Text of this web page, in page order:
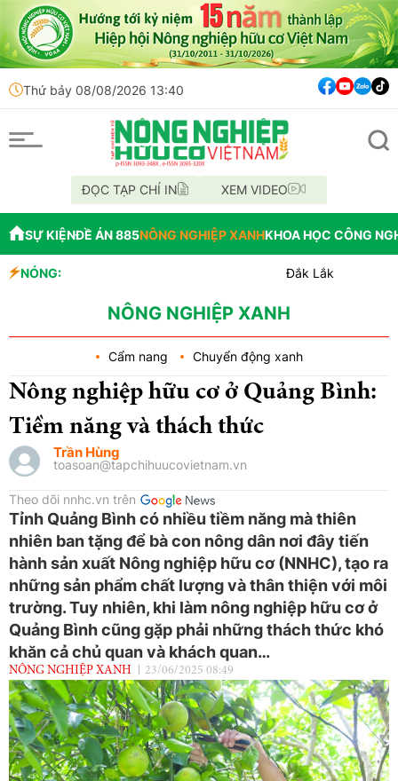
Thứ bảy 08/08/2026 13:40
ĐỌC TẠP CHÍ IN XEM VIDEO
SỰ KIỆNĐỀ ÁN 885NÔNG NGHIỆP XANHKHOA HỌC CÔNG
NÓNG:
Đắk Lắk tổ chức diễu hành
Tổ chức lấy mẫu AND 70 hài
NÔNG NGHIỆP XANH
Cẩm nang Chuyển động xanh
Nông nghiệp hữu cơ ở Quảng Bình:
Tiềm năng và thách thức
Trần Hùng
toasoan@tapchihuucovietnam.vn
Theo dõi nnhc.vn trên
Tỉnh Quảng Bình có nhiều tiềm năng mà thiên
nhiên ban tặng để bà con nông dân nơi đây tiến
hành sản xuất Nông nghiệp hữu cơ (NNHC), tạo ra
những sản phẩm chất lượng và thân thiện với môi
trường. Tuy nhiên, khi làm nông nghiệp hữu cơ ở
Quảng Bình cũng gặp phải những thách thức khó
khăn cả chủ quan và khách quan…
NÔNG NGHIỆP XANH 23/06/2025 08:49